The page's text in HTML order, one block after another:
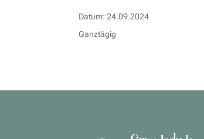
Datum:24.09.2024
Ganztägig